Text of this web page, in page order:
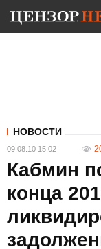
НОВОСТИ
09.08.10 15:02
Кабмин
конца